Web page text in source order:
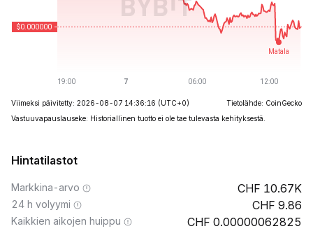
Viimeksi päivitetty: 2026-08-07 14:36:16 (UTC+0)
Tietolähde: CoinGecko
Vastuuvapauslauseke: Historiallinen tuotto ei ole tae tulevasta kehityksestä.
Hintatilastot
Markkina-arvo 10.67K
24 h volyymi 9.86
Kaikkien aikojen huippu 0.00000062825